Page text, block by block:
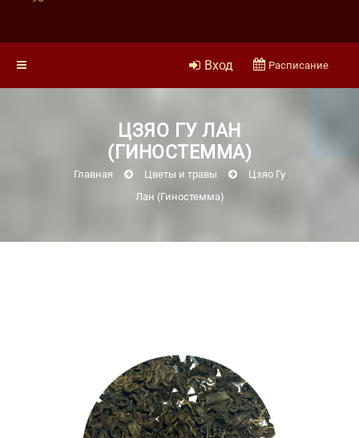
Вход Расписание
ЦЗЯО ГУ ЛАН
(ГИНОСТЕММА)
Главная Цветы и травы
Цзяо Гу
Лан (Гиностемма)